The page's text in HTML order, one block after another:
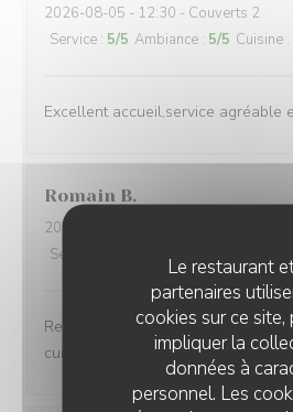
Le restaurant
partenaires
cookies sur ce
impliquer la
données à
personnel. Les
2026-08-05 - 12:30 - Couverts 2
Service : 5/5 Ambiance : 5/5 Cuisine :
Excellent accueil,service agréable
Romain B
2026-08-05
Service
Ambiance
Restaurant au top Personnel au top
cuisine est délicieuse Je le